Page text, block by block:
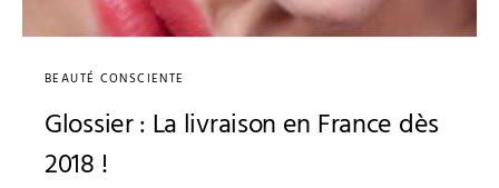
BEAUTÉ CONSCIENTE
Glossier : La livraison en France dès
2018 !